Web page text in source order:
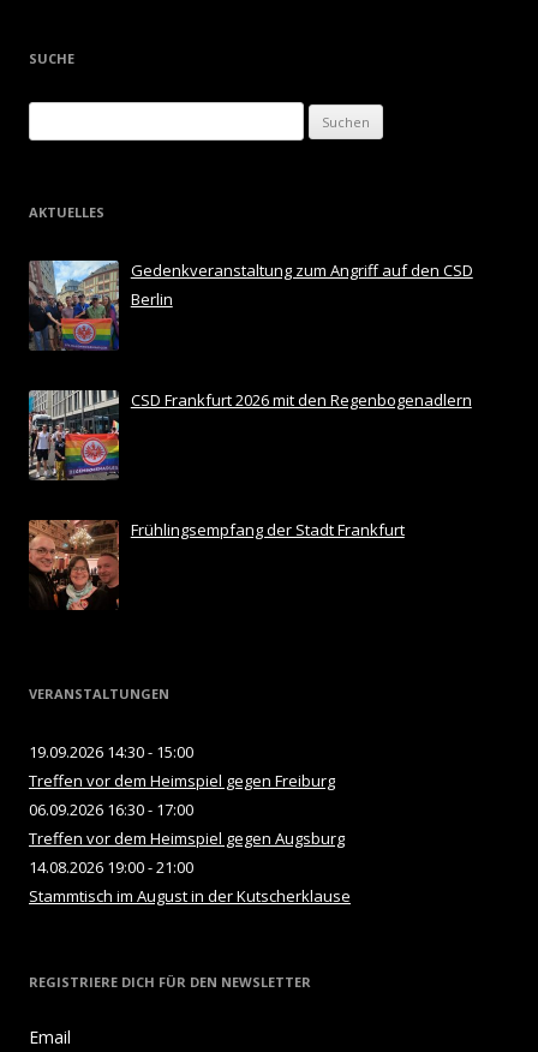
SUCHE
nach:
AKTUELLES
Gedenkveranstaltung zum Angriff auf den CSD
Berlin
CSD Frankfurt 2026 mit den Regenbogenadlern
Frühlingsempfang der Stadt Frankfurt
VERANSTALTUNGEN
19.09.2026 14:30 - 15:00
Treffen vor dem Heimspiel gegen Freiburg
06.09.2026 16:30 - 17:00
Treffen vor dem Heimspiel gegen Augsburg
14.08.2026 19:00 - 21:00
Stammtisch im August in der Kutscherklause
REGISTRIERE DICH FÜR DEN NEWSLETTER
Email